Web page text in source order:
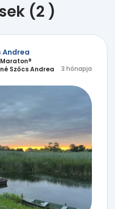
(2 )
Andrea
Maraton®
Szőcs Andrea 3 hónapja